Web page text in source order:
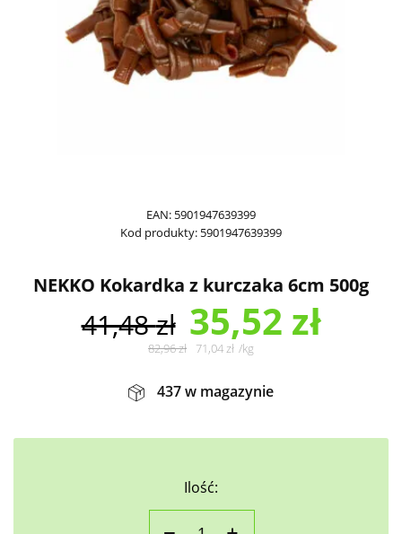
EAN: 5901947639399
Kod produkty: 5901947639399
NEKKO Kokardka z kurczaka 6cm 500g
41,48zł 35,52 zł
82,96zł 71,04zł /kg
437 w magazynie
Ilość: